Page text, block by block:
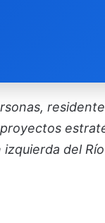
izquierda del